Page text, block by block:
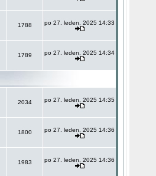
1788 po 27. leden, 2025 14:33
1789 po 27. leden, 2025 14:34
2034 po 27. leden, 2025 14:35
1800 po 27. leden, 2025 14:36
1983 po 27. leden, 2025 14:36